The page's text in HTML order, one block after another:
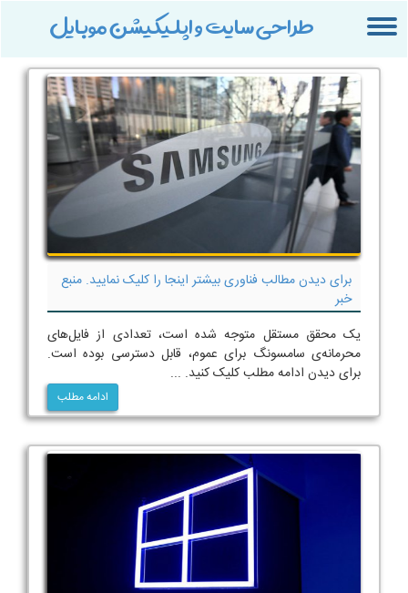
Toggle
طراحی سایت و اپلیکیشن موبایل
برای دیدن مطالب فناوری بیشتر اینجا را کلیک نمایید. منبع
خبر
یک محقق مستقل متوجه شده است، تعدادی از فایل‌های
محرمانه‌ی سامسونگ برای عموم، قابل دسترسی بوده‌ است.
برای دیدن ادامه مطلب کلیک کنید. ...
ادامه مطلب